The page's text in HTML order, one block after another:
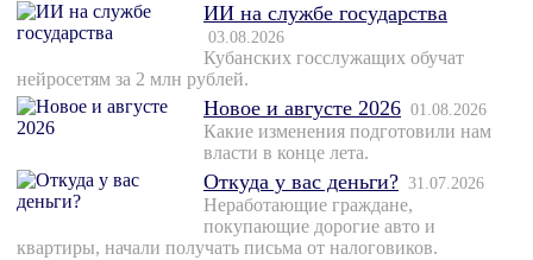
ИИ на службе государства
03.08.2026
Кубанских госслужащих обучат
нейросетям за 2 млн рублей.
Новое и августе 2026 01.08.2026
Какие изменения подготовили нам
власти в конце лета.
Откуда у вас деньги? 31.07.2026
Неработающие граждане,
покупающие дорогие авто и
квартиры, начали получать письма от налоговиков.